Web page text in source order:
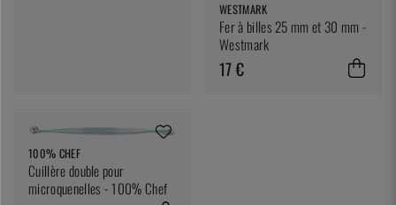
WESTMARK
Fer à billes 25 mm et 30 mm -
Westmark
17 €
100% CHEF
Cuillère double pour
microquenelles - 100% Chef